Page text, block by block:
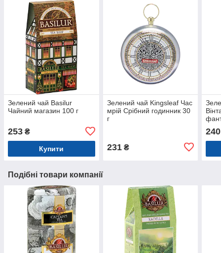
Зелений чай Basilur
Чайний магазин 100 г
253 ₴
Купити
Зелений чай Kingsleaf Час
мрій Срібний годинник 30
г
231₴
240
Подібні товари компанії